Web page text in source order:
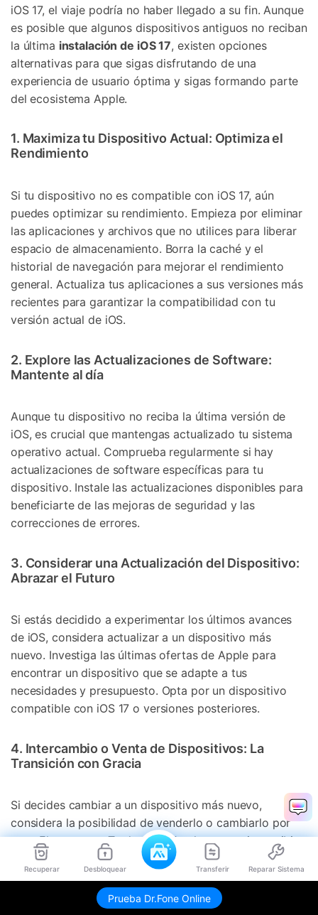
Recuperar Desbloquear Transferir Reparar Sistema
Prueba Dr.Fone Online
iOS 17, el viaje podría no haber llegado a su fin. Aunque
es posible que algunos dispositivos antiguos no reciban
la última instalación de iOS 17, existen opciones
alternativas para que sigas disfrutando de una
experiencia de usuario óptima y sigas formando parte
del ecosistema Apple.
1. Maximiza tu Dispositivo Actual: Optimiza el
Rendimiento
Si tu dispositivo no es compatible con iOS 17, aún
puedes optimizar su rendimiento. Empieza por eliminar
las aplicaciones y archivos que no utilices para liberar
espacio de almacenamiento. Borra la caché y el
historial de navegación para mejorar el rendimiento
general. Actualiza tus aplicaciones a sus versiones más
recientes para garantizar la compatibilidad con tu
versión actual de iOS.
2. Explore las Actualizaciones de Software:
Mantente al día
Aunque tu dispositivo no reciba la última versión de
iOS, es crucial que mantengas actualizado tu sistema
operativo actual. Comprueba regularmente si hay
actualizaciones de software específicas para tu
dispositivo. Instale las actualizaciones disponibles para
beneficiarte de las mejoras de seguridad y las
correcciones de errores.
3. Considerar una Actualización del Dispositivo:
Abrazar el Futuro
Si estás decidido a experimentar los últimos avances
de iOS, considera actualizar a un dispositivo más
nuevo. Investiga las últimas ofertas de Apple para
encontrar un dispositivo que se adapte a tus
necesidades y presupuesto. Opta por un dispositivo
compatible con iOS 17 o versiones posteriores.
4. Intercambio o Venta de Dispositivos: La
Transición con Gracia
Si decides cambiar a un dispositivo más nuevo,
considera la posibilidad de venderlo o cambiarlo por
otro. El programa Trade-In de Apple te permite recibir
crédito para un nuevo dispositivo entregando el
antiguo. Vender tu dispositivo a un comprador de
confianza también puede ayudarte a compensar el
coste de tu nuevo dispositivo.